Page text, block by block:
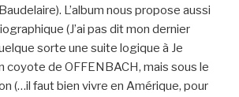
L’album nous propose aussi
(J’ai pas dit mon dernier
sorte une suite logique à Je
coyote de OFFENBACH, mais sous le
(…il faut bien vivre en Amérique, pour